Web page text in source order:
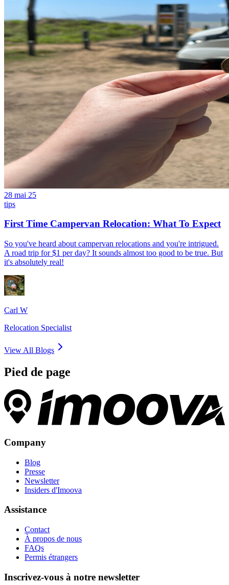
28 mai 25
tips
First Time Campervan Relocation: What To Expect
So you've heard about campervan relocations and you're intrigued.
A road trip for $1 per day? It sounds almost too good to be true. But
it's absolutely real!
Carl W
Relocation Specialist
View All Blogs
Pied de page
Company
Blog
Presse
Newsletter
Insiders d'Imoova
Assistance
Contact
À propos de nous
FAQs
Permis étrangers
Inscrivez-vous à notre newsletter